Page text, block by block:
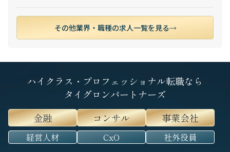
その他業界・職種の求人一覧を見る
ハイクラス・プロフェッショナル転職なら
タイグロンパートナーズ
金融
コンサル 事業会社
経営人材 CxO 社外役員